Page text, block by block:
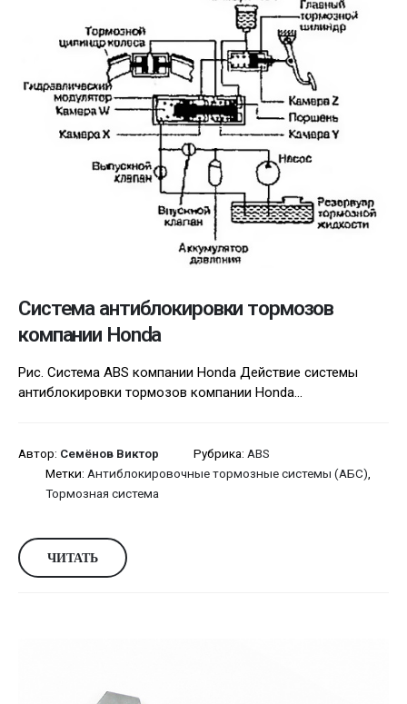
Система антиблокировки тормозов
компании Honda
Рис. Система ABS компании Honda Действие системы
антиблокировки тормозов компании Honda...
Автор: Семёнов Виктор Рубрика: ABS
Метки: Антиблокировочные тормозные системы (АБС),
Тормозная система
ЧИТАТЬ